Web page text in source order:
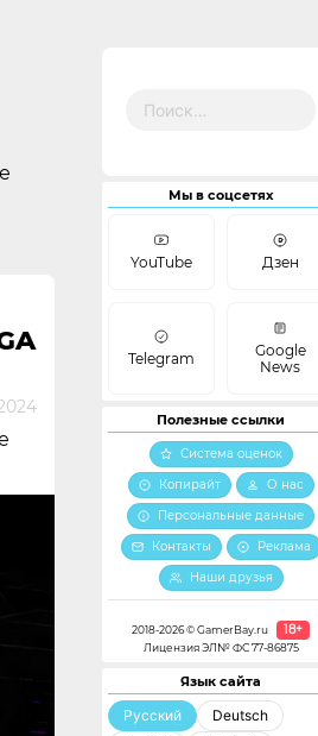
Мы в соцсетях
YouTube Дзен
Telegram
Google
News
Полезные ссылки
Система оценок
Копирайт
О нас
Персональные данные
Контакты
Реклама
Наши друзья
2018-2026 © GamerBay.ru 18+
Лицензия ЭЛ№ ФС 77-86875
Язык сайта
Русский
Deutsch